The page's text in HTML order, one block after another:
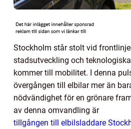
Stockholm står stolt vid
stadsutveckling och
kommer till mobilitet. I denna
övergången till elbilar mer än
nödvändighet för en grönare
av denna omvandling är
tillgången till elbilsladdare